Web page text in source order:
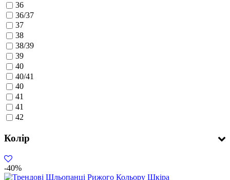
36
36/37
37
38
38/39
39
40
40/41
40
41
41
42
Колір
-40%